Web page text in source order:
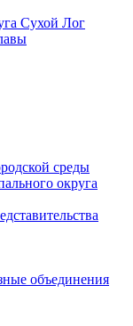
Сухой Лог
среды
округа
объединения